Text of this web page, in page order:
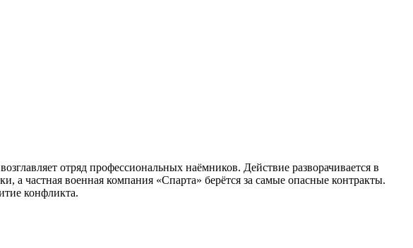
отряд профессиональных наёмников. Действие разворачивается в
частная военная компания «Спарта» берётся за самые опасные контракты.
конфликта.